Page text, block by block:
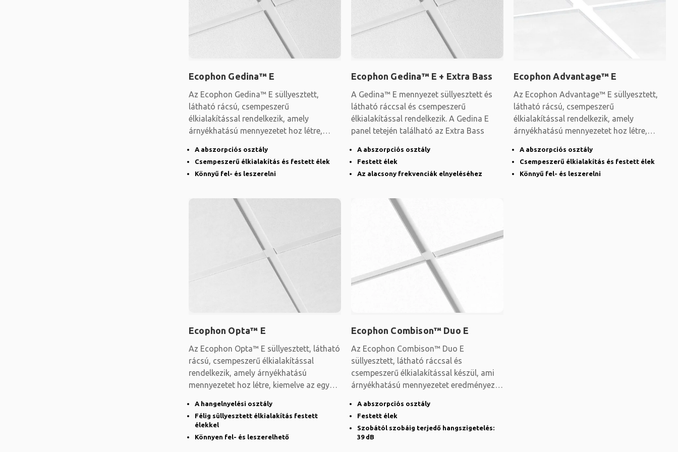
Ecophon Gedina™ E
Az Ecophon Gedina™ E süllyesztett,
látható rácsú, csempeszerű
élkialakítással rendelkezik, amely
árnyékhatású mennyezetet hoz létre,
A abszorpciós osztály
Csempeszerű élkialakítás és festett élek
Könnyű fel- és leszerelni
Ecophon Gedina™ E + Extra Bass
A Gedina™ E mennyezet süllyesztett és
látható ráccsal és csempeszerű
élkialakítással rendelkezik. A Gedina E
panel tetején található az Extra Bass
A abszorpciós osztály
Festett élek
Az alacsony frekvenciák elnyeléséhez
Ecophon Advantage™ E
Az Ecophon Advantage™ E süllyesztett,
látható rácsú, csempeszerű
élkialakítással rendelkezik, amely
árnyékhatású mennyezetet hoz létre,
A abszorpciós osztály
Csempeszerű élkialakítás és festett élek
Könnyű fel- és leszerelni
Ecophon Opta™ E
Az Ecophon Opta™ E süllyesztett, látható
rácsú, csempeszerű élkialakítással
rendelkezik, amely árnyékhatású
mennyezetet hoz létre, kiemelve az egyes
A hangelnyelési osztály
Félig süllyesztett élkialakítás festett
élekkel
Könnyen fel- és leszerelhető
Ecophon Combison™ Duo E
Az Ecophon Combison™ Duo E
süllyesztett, látható ráccsal és
csempeszerű élkialakítással készül, ami
árnyékhatású mennyezetet eredményez.
A abszorpciós osztály
Festett élek
Szobától szobáig terjedő hangszigetelés:
39 dB